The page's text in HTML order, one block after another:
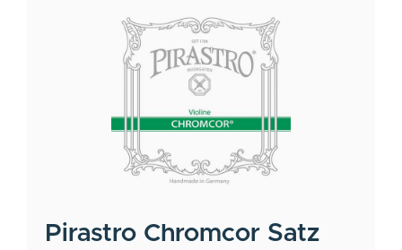
Pirastro Chromcor Satz